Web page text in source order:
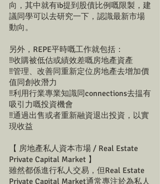
向，其中就有ib提到股債比例嘅限製，建
議同學可以去研究一下，認識最新市場
動向。
另外，REPE平時嘅工作就包括：
‼️收購被低估或績效差嘅房地產資產
‼️管理、改善同重新定位房地產去增加價
值同創收潛力
‼️利用行業專業知識同connections去揾有
吸引力嘅投資機會
‼️通過出售或者重新融資退出投資，以實
現收益
【 房地產私人資本市場 / Real Estate
Private Capital Market 】
雖然都係進行私人交易，但Real Estate
Private Capital Market通常專注於為私人